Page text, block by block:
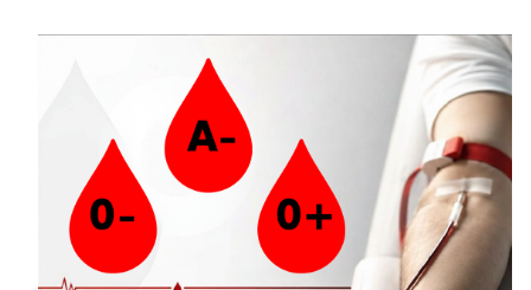
RODO
Pn, Wt, Pt 7.00 – 12:30
Śr, Czw 7.00 - 16.00
Sobota 7.30 - 11.00
Aktualności
07.08.2026 » Akcja krwiodawstwa w
Bierutowie